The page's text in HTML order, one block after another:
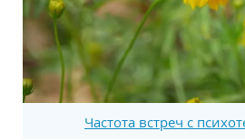
Частота встреч с